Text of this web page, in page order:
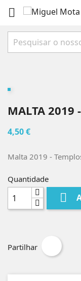

MALTA 2019
4,50 €
Malta 2019 -
Quantidade

Partilhar